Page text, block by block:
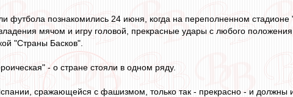
футбола познакомились 24 июня, когда на переполненном стадионе
мячом и игру головой, прекрасные удары с любого
"Страны Басков".
- о стране стояли в одном ряду.
сражающейся с фашизмом, только так - прекрасно - и должны